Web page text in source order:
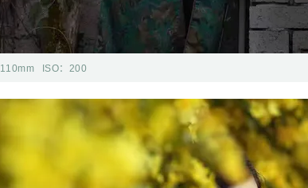
110mm ISO： 200